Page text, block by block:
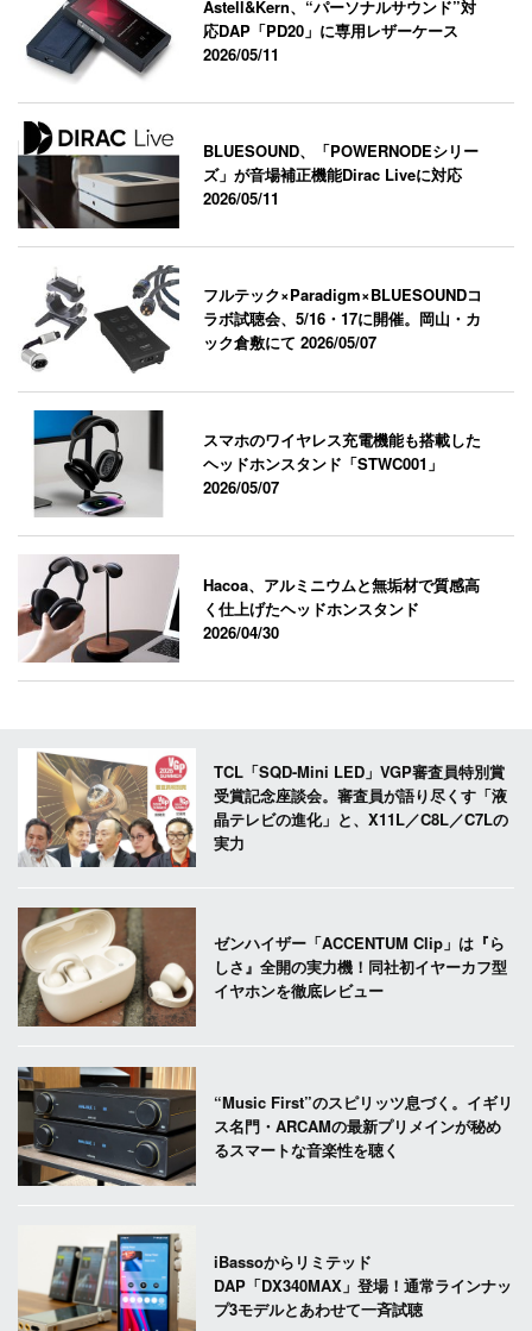
Astell&Kern、“パーソナルサウンド”対
応DAP「PD20」に専用レザーケース
2026/05/11
BLUESOUND、「POWERNODEシリー
ズ」が音場補正機能Dirac Liveに対応
2026/05/11
フルテック×Paradigm×BLUESOUNDコ
ラボ試聴会、5/16・17に開催。岡山・カ
ック倉敷にて2026/05/07
スマホのワイヤレス充電機能も搭載した
ヘッドホンスタンド「STWC001」
2026/05/07
Hacoa、アルミニウムと無垢材で質感高
く仕上げたヘッドホンスタンド
2026/04/30
TCL「SQD-Mini LED」VGP審査員特別賞
受賞記念座談会。審査員が語り尽くす「液
晶テレビの進化」と、X11L／C8L／C7Lの
実力
ゼンハイザー「ACCENTUM Clip」は『ら
しさ』全開の実力機！同社初イヤーカフ型
イヤホンを徹底レビュー
“Music First”のスピリッツ息づく。イギリ
ス名門・ARCAMの最新プリメインが秘め
るスマートな音楽性を聴く
iBassoからリミテッド
DAP「DX340MAX」登場！通常ラインナッ
プ3モデルとあわせて一斉試聴